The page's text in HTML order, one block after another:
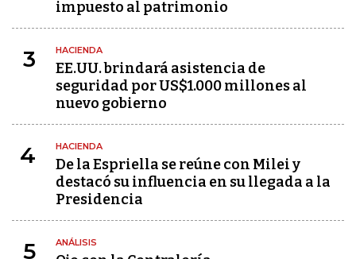
impuesto al patrimonio
3 HACIENDA
EE.UU. brindará asistencia de
seguridad por US$1.000 millones al
nuevo gobierno
4 HACIENDA
De la Espriella se reúne con Milei y
destacó su influencia en su llegada a la
Presidencia
5 ANÁLISIS